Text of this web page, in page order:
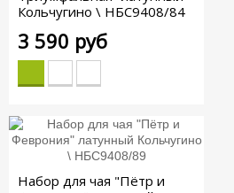
Кольчугино \ НБС9408/84
3 590 руб
Набор для чая "Пётр и